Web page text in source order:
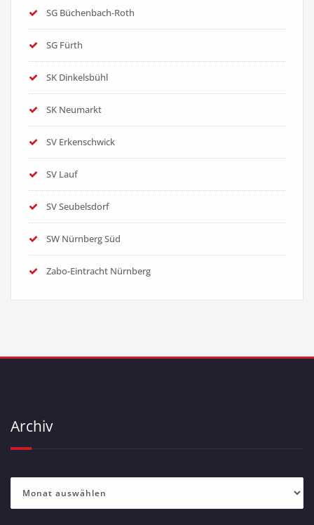
SG Büchenbach-Roth
SG Fürth
SK Dinkelsbühl
SK Neumarkt
SV Erkenschwick
SV Lauf
SV Seubelsdorf
SW Nürnberg Süd
Zabo-Eintracht Nürnberg
Archiv